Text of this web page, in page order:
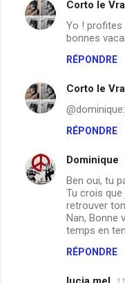
s
Corto le
Yo ! profites
bonnes
RÉPONDRE
Corto le
RÉPONDRE
Dominique
Ben oui, tu
Tu crois
retrouver
Nan, Bonne
temps en
RÉPONDRE